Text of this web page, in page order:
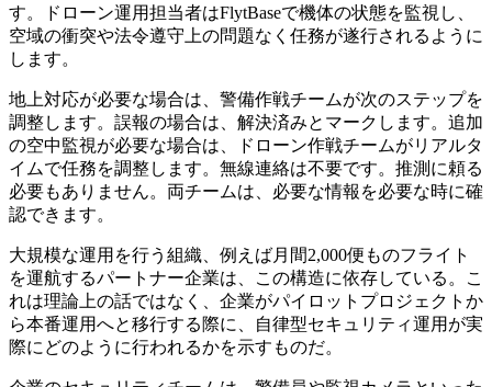
す。ドローン運用担当者はFlytBaseで機体の状態を監視し、
空域の衝突や法令遵守上の問題なく任務が遂行されるように
します。
地上対応が必要な場合は、警備作戦チームが次のステップを
調整します。誤報の場合は、解決済みとマークします。追加
の空中監視が必要な場合は、ドローン作戦チームがリアルタ
イムで任務を調整します。無線連絡は不要です。推測に頼る
必要もありません。両チームは、必要な情報を必要な時に確
認できます。
大規模な運用を行う組織、例えば月間2,000便ものフライト
を運航するパートナー企業は、この構造に依存している。こ
れは理論上の話ではなく、企業がパイロットプロジェクトか
ら本番運用へと移行する際に、自律型セキュリティ運用が実
際にどのように行われるかを示すものだ。